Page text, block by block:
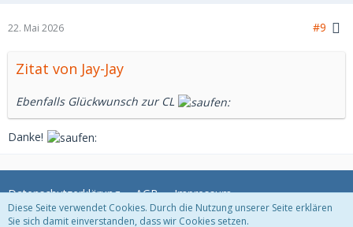
22. Mai 2026 #9
Zitat von Jay-Jay
Ebenfalls Glückwunsch zur CL
Danke!
Datenschutzerklärung AGB Impressum
Diese Seite verwendet Cookies. Durch die Nutzung unserer Seite erklären
Sie sich damit einverstanden, dass wir Cookies setzen.